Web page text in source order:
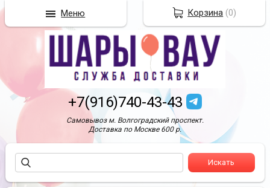
+7(916)740-43-43
Самовывоз м. Волгоградский проспект.
Доставка по Москве 600 р.
Корзина (0)
Меню